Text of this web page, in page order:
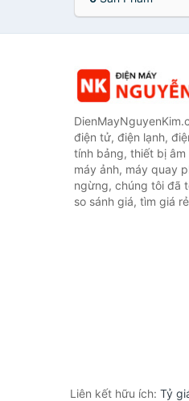
điện tử, điện lạnh,
tính bảng, thiết bị
máy ảnh, máy quay
ngừng, chúng tôi đã
so sánh giá, tìm giá
Liên kết hữu ích: Tỷ